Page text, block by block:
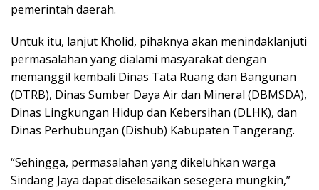
pemerintah daerah.
Untuk itu, lanjut Kholid, pihaknya akan menindaklanjuti
permasalahan yang dialami masyarakat dengan
memanggil kembali Dinas Tata Ruang dan Bangunan
(DTRB), Dinas Sumber Daya Air dan Mineral (DBMSDA),
Dinas Lingkungan Hidup dan Kebersihan (DLHK), dan
Dinas Perhubungan (Dishub) Kabupaten Tangerang.
“Sehingga, permasalahan yang dikeluhkan warga
Sindang Jaya dapat diselesaikan sesegera mungkin,”